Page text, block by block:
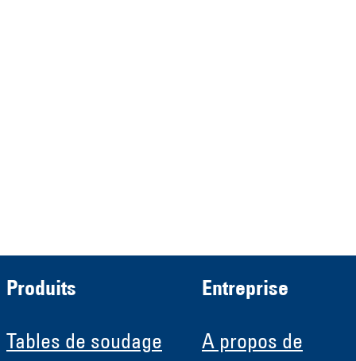
Produits
Tables de soudage
Entreprise
A propos de